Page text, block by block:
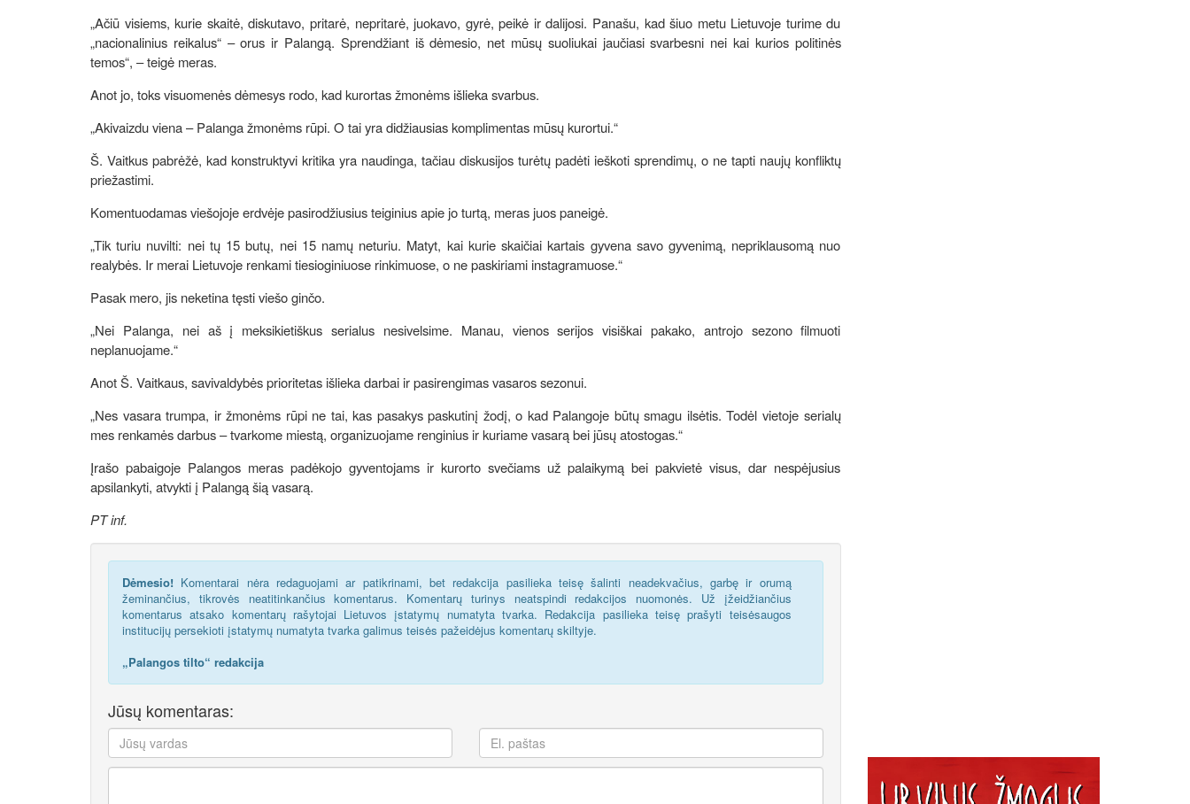
„Ačiū visiems, kurie skaitė, diskutavo, pritarė, nepritarė, juokavo, gyrė, peikė ir dalijosi. Panašu, kad šiuo metu Lietuvoje turime du
„nacionalinius reikalus“ – orus ir Palangą. Sprendžiant iš dėmesio, net mūsų suoliukai jaučiasi svarbesni nei kai kurios politinės
temos“, – teigė meras.
Anot jo, toks visuomenės dėmesys rodo, kad kurortas žmonėms išlieka svarbus.
„Akivaizdu viena – Palanga žmonėms rūpi. O tai yra didžiausias komplimentas mūsų kurortui.“
Š. Vaitkus pabrėžė, kad konstruktyvi kritika yra naudinga, tačiau diskusijos turėtų padėti ieškoti sprendimų, o ne tapti naujų konfliktų
priežastimi.
Komentuodamas viešojoje erdvėje pasirodžiusius teiginius apie jo turtą, meras juos paneigė.
„Tik turiu nuvilti: nei tų 15 butų, nei 15 namų neturiu. Matyt, kai kurie skaičiai kartais gyvena savo gyvenimą, nepriklausomą nuo
realybės. Ir merai Lietuvoje renkami tiesioginiuose rinkimuose, o ne paskiriami instagramuose.“
Pasak mero, jis neketina tęsti viešo ginčo.
„Nei Palanga, nei aš į meksikietiškus serialus nesivelsime. Manau, vienos serijos visiškai pakako, antrojo sezono filmuoti
neplanuojame.“
Anot Š. Vaitkaus, savivaldybės prioritetas išlieka darbai ir pasirengimas vasaros sezonui.
„Nes vasara trumpa, ir žmonėms rūpi ne tai, kas pasakys paskutinį žodį, o kad Palangoje būtų smagu ilsėtis. Todėl vietoje serialų
mes renkamės darbus – tvarkome miestą, organizuojame renginius ir kuriame vasarą bei jūsų atostogas.“
Įrašo pabaigoje Palangos meras padėkojo gyventojams ir kurorto svečiams už palaikymą bei pakvietė visus, dar nespėjusius
apsilankyti, atvykti į Palangą šią vasarą.
PT inf.
Dėmesio! Komentarai nėra redaguojami ar patikrinami, bet redakcija pasilieka teisę šalinti neadekvačius, garbę ir orumą
žeminančius, tikrovės neatitinkančius komentarus. Komentarų turinys neatspindi redakcijos nuomonės. Už įžeidžiančius
komentarus atsako komentarų rašytojai Lietuvos įstatymų numatyta tvarka. Redakcija pasilieka teisę prašyti teisėsaugos
institucijų persekioti įstatymų numatyta tvarka galimus teisės pažeidėjus komentarų skiltyje.
„Palangos tilto“ redakcija
Jūsų komentaras: